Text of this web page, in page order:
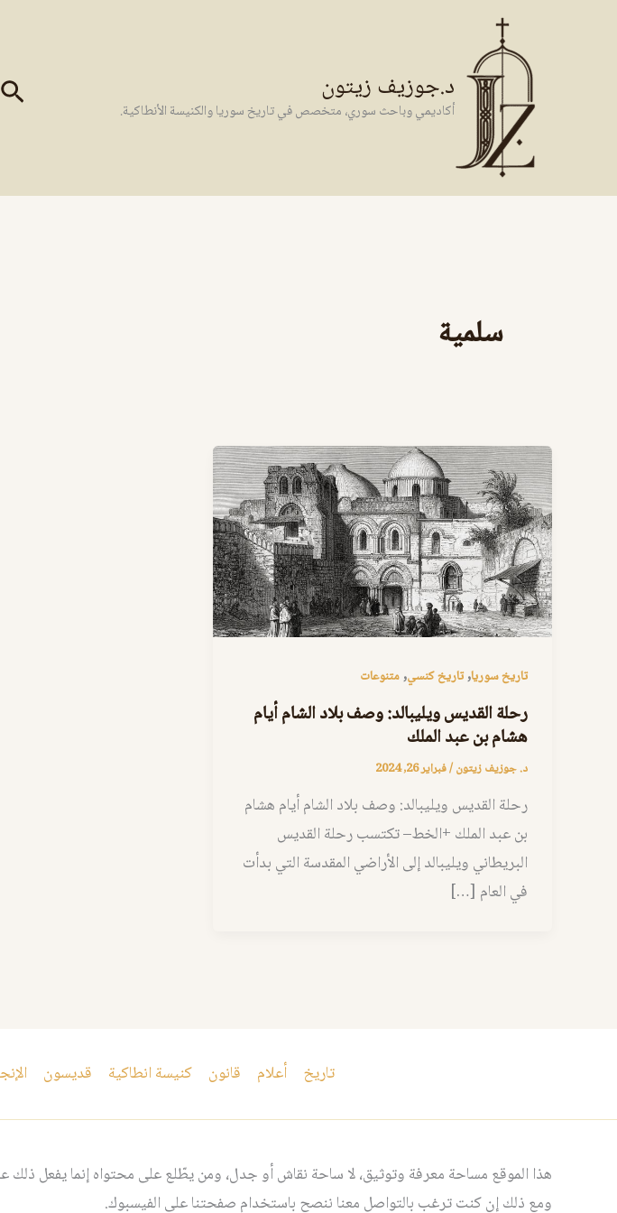
د.جوزيف زيتون
أكاديمي وباحث سوري، متخصص في تاريخ سوريا والكنيسة الأنطاكية.
سلمية
تاريخ سوريا,تاريخ كنسي,متنوعات
رحلة القديس ويليبالد: وصف بلاد الشام أيام
هشام بن عبد الملك
د. جوزيف زيتون/فبراير 26, 2024
رحلة القديس ويليبالد: وصف بلاد الشام أيام هشام
بن عبد الملك +الخط– تكتسب رحلة القديس
البريطاني ويليبالد إلى الأراضي المقدسة التي بدأت
في العام […]
تاريخ أعلام قانون كنيسة انطاكية قديسون
هذا الموقع مساحة معرفة وتوثيق، لا ساحة نقاش أو جدل، ومن يطّلع على محتواه إنما يفعل ذلك
ومع ذلك إن كنت ترغب بالتواصل معنا ننصح باستخدام صفحتنا على الفيسبوك.